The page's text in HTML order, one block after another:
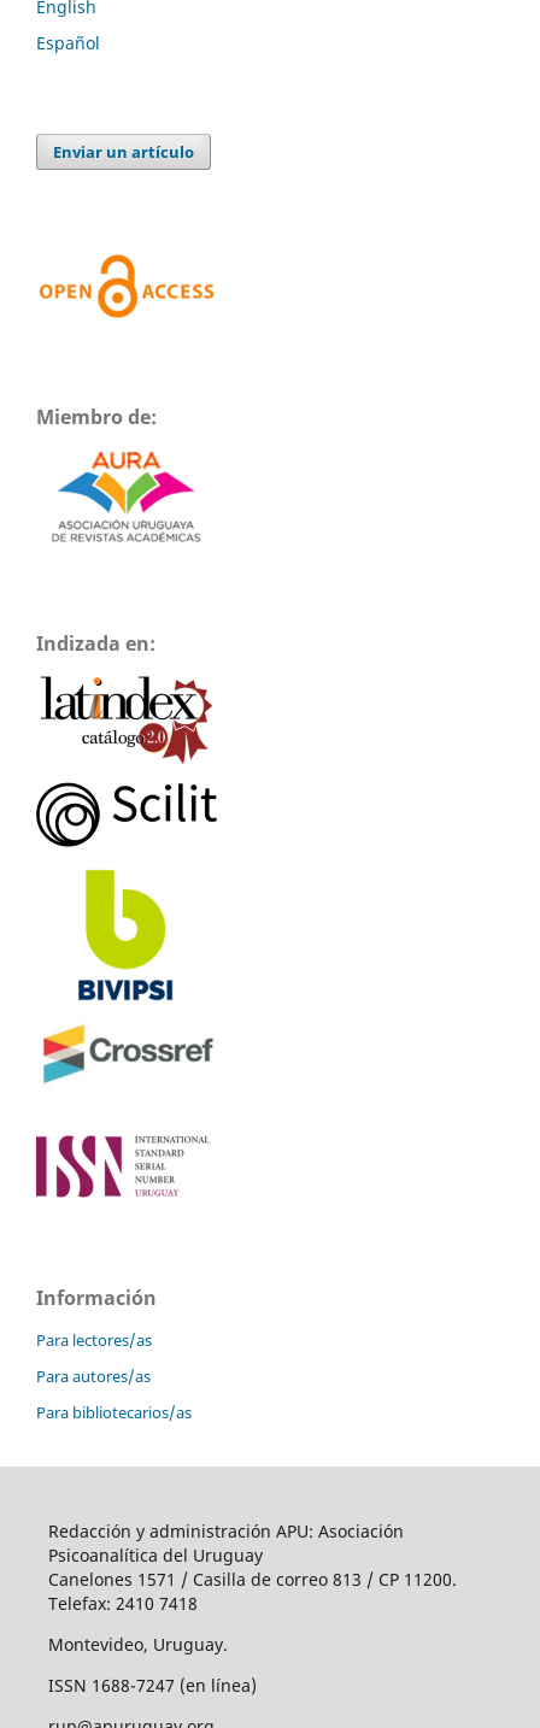
English
Español
Enviar un artículo
Miembro de:
Indizada en:
Información
Para lectores/as
Para autores/as
Para bibliotecarios/as
Redacción y administración APU: Asociación
Psicoanalítica del Uruguay
Canelones 1571 / Casilla de correo 813 / CP 11200.
Telefax: 2410 7418
Montevideo, Uruguay.
ISSN 1688-7247 (en línea)